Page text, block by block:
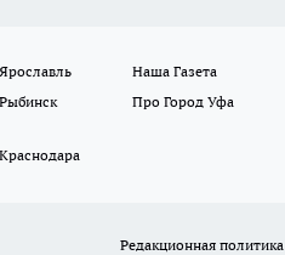
Наша Газета
Про Город Уфа
Редакционная политика